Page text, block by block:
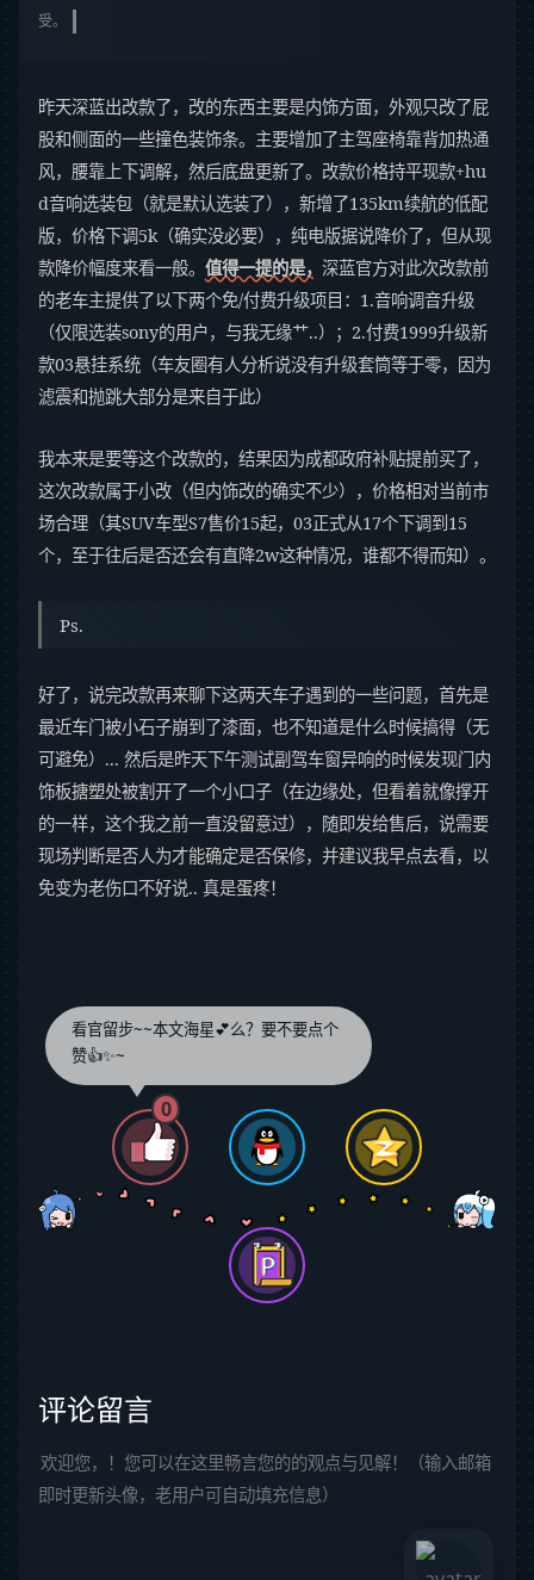
受。
昨天深蓝出改款了，改的东西主要是内饰方面，外观只改了屁
股和侧面的一些撞色装饰条。主要增加了主驾座椅靠背加热通
风，腰靠上下调解，然后底盘更新了。改款价格持平现款+hu
d音响选装包（就是默认选装了），新增了135km续航的低配
版，价格下调5k（确实没必要），纯电版据说降价了，但从现
款降价幅度来看一般。 值得一提的是， 深蓝官方对此次改款前
的老车主提供了以下两个免/付费升级项目：1.音响调音升级
（仅限选装sony的用户，与我无缘艹..）；2.付费1999升级新
款03悬挂系统（车友圈有人分析说没有升级套筒等于零，因为
滤震和抛跳大部分是来自于此）
我本来是要等这个改款的，结果因为成都政府补贴提前买了，
这次改款属于小改（但内饰改的确实不少），价格相对当前市
场合理（其SUV车型S7售价15起，03正式从17个下调到15
个，至于往后是否还会有直降2w这种情况，谁都不得而知）。
Ps.
好了，说完改款再来聊下这两天车子遇到的一些问题，首先是
最近车门被小石子崩到了漆面，也不知道是什么时候搞得（无
可避免）... 然后是昨天下午测试副驾车窗异响的时候发现门内
饰板搪塑处被割开了一个小口子（在边缘处，但看着就像撑开
的一样，这个我之前一直没留意过），随即发给售后，说需要
现场判断是否人为才能确定是否保修，并建议我早点去看，以
免变为老伤口不好说.. 真是蛋疼！
看官留步~~本文海星💕么？要不要点个
赞👍✨~
0
评论留言
欢迎您，！您可以在这里畅言您的的观点与见解！（输入邮箱
即时更新头像，老用户可自动填充信息）